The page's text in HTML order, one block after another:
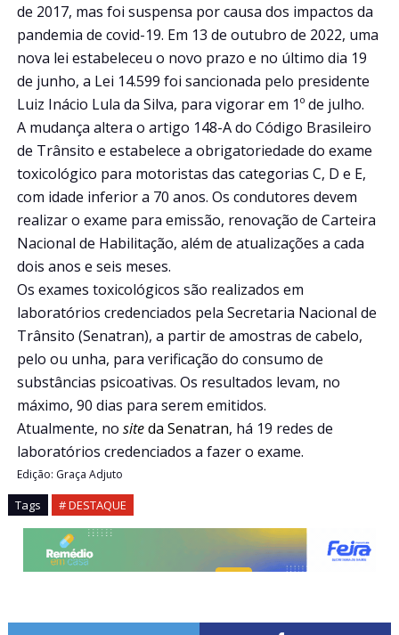
de 2017, mas foi suspensa por causa dos impactos da
pandemia de covid-19. Em 13 de outubro de 2022, uma
nova lei estabeleceu o novo prazo e no último dia 19
de junho, a Lei 14.599 foi sancionada pelo presidente
Luiz Inácio Lula da Silva, para vigorar em 1º de julho.
A mudança altera o artigo 148-A do Código Brasileiro
de Trânsito e estabelece a obrigatoriedade do exame
toxicológico para motoristas das categorias C, D e E,
com idade inferior a 70 anos. Os condutores devem
realizar o exame para emissão, renovação de Carteira
Nacional de Habilitação, além de atualizações a cada
dois anos e seis meses.
Os exames toxicológicos são realizados em
laboratórios credenciados pela Secretaria Nacional de
Trânsito (Senatran), a partir de amostras de cabelo,
pelo ou unha, para verificação do consumo de
substâncias psicoativas. Os resultados levam, no
máximo, 90 dias para serem emitidos.
Atualmente, no siteda Senatran, há 19 redes de
laboratórios credenciados a fazer o exame.
Edição: Graça Adjuto
Tags # DESTAQUE